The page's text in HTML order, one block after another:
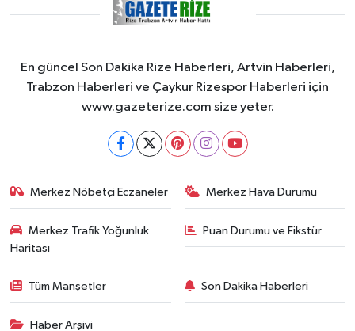
En güncel Son Dakika Rize Haberleri, Artvin Haberleri,
Trabzon Haberleri ve Çaykur Rizespor Haberleri için
www.gazeterize.com size yeter.
Merkez Nöbetçi Eczaneler Merkez Hava Durumu
Merkez Trafik Yoğunluk
Haritası
Puan Durumu ve Fikstür
Tüm Manşetler Son Dakika Haberleri
Haber Arşivi